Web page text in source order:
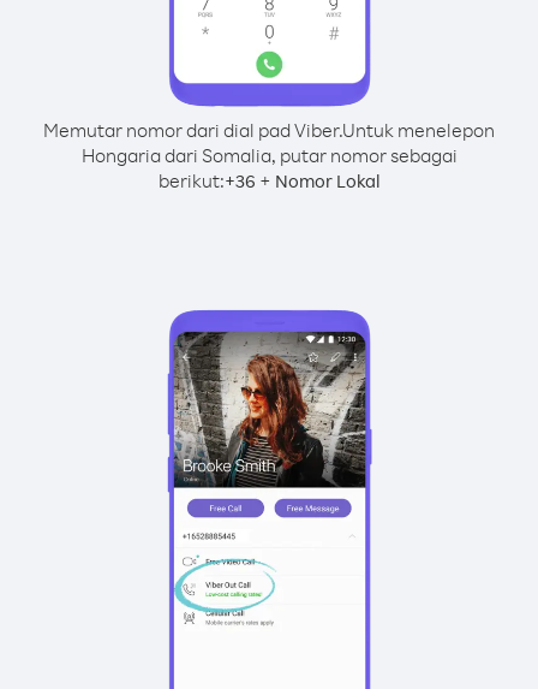
Memutar nomor dari dial pad Viber.Untuk menelepon
Hongaria dari Somalia, putar nomor sebagai
berikut:+36 + Nomor Lokal